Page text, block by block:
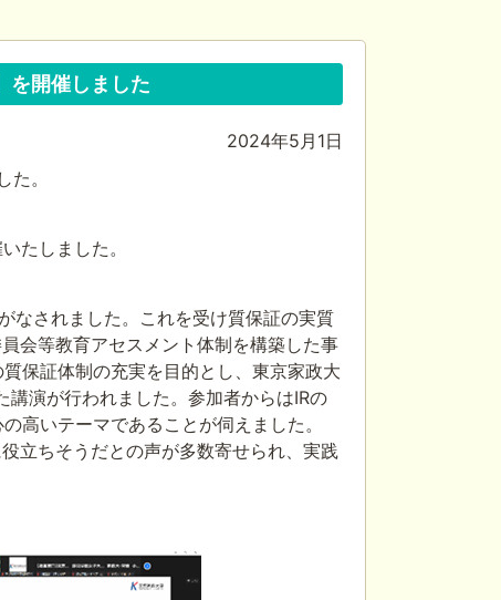
を開催しました
2024年5月1日
。
たしました。
なされました。これを受け質保証の実質
会等教育アセスメント体制を構築した事
保証体制の充実を目的とし、東京家政大
演が行われました。参加者からはIRの
高いテーマであることが伺えました。
立ちそうだとの声が多数寄せられ、実践